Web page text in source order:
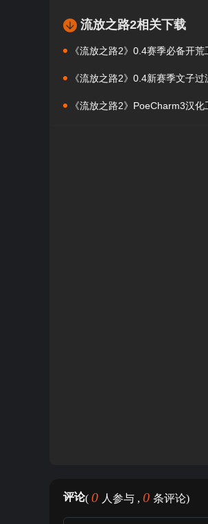
流放之路2相关下载
《流放之路2》0.4赛季必备开
《流放之路2》0.4新赛季文子过
《流放之路2》PoeCharm3汉化
评论( 0 人参与 , 0 条评论)